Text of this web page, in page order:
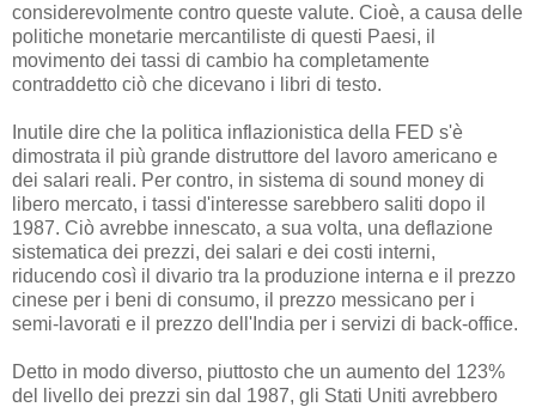
considerevolmente contro queste valute. Cioè, a causa delle
politiche monetarie mercantiliste di questi Paesi, il
movimento dei tassi di cambio ha completamente
contraddetto ciò che dicevano i libri di testo.
Inutile dire che la politica inflazionistica della FED s'è
dimostrata il più grande distruttore del lavoro americano e
dei salari reali. Per contro, in sistema di sound money di
libero mercato, i tassi d'interesse sarebbero saliti dopo il
1987. Ciò avrebbe innescato, a sua volta, una deflazione
sistematica dei prezzi, dei salari e dei costi interni,
riducendo così il divario tra la produzione interna e il prezzo
cinese per i beni di consumo, il prezzo messicano per i
semi-lavorati e il prezzo dell'India per i servizi di back-office.
Detto in modo diverso, piuttosto che un aumento del 123%
del livello dei prezzi sin dal 1987, gli Stati Uniti avrebbero